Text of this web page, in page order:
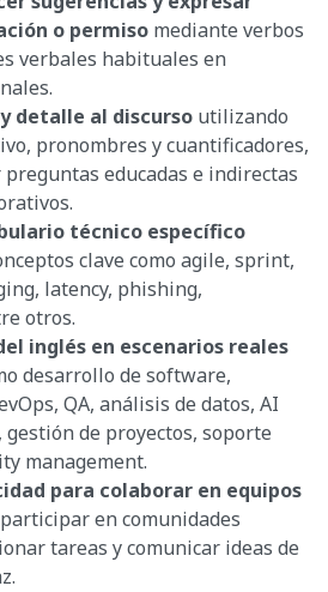
o permiso mediante verbos
verbales habituales en
detalle al discurso utilizando
pronombres y cuantificadores,
educadas e indirectas
técnico específico
clave como agile, sprint,
latency, phishing,
otros.
inglés en escenarios reales
desarrollo de software,
QA, análisis de datos, AI
de proyectos, soporte
management.
para colaborar en equipos
en comunidades
tareas y comunicar ideas de